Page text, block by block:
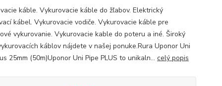
káble. Vykurovacie káble do žľabov. Elektrický
kábel. Vykurovacie vodiče. Vykurovacie káble pre
vykurovanie. Vykurovacie kable do poteru a iné. Široký
káblov nájdete v našej ponuke.Rura Uponor Uni
25mm (50m)Uponor Uni Pipe PLUS to unikaln... celý popis